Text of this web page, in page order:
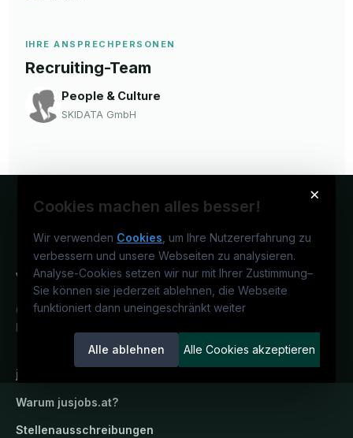
IHRE ANSPRECHPERSONEN
Recruiting-Team
People & Culture
SKIDATA GmbH
×
Cookies machen alles besser!
Wir verwenden Cookies , um Ihre Nutzererfahrung zu
verbessern und unsere Webseiten zu analysieren.
Analyse-Cookies setzen wir nur mit Ihrer Zustimmung–
Sie können sie jederzeit ablehnen, die Webseite
funktioniert dann uneingeschränkt weiter
Alle ablehnen Alle Cookies akzeptieren
Österreichs juristisches Karriereportal.
Ein Service der candidatis GmbH.
jusjobs.at
Warum jusjobs.at?
Stellenausschreibungen